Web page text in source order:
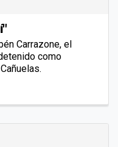
Carrazone, el
como